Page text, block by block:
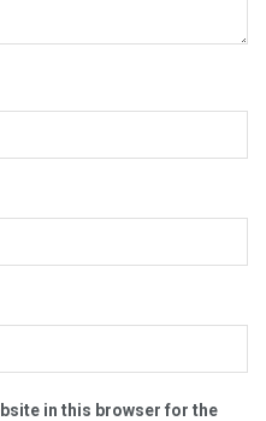
in this browser for the